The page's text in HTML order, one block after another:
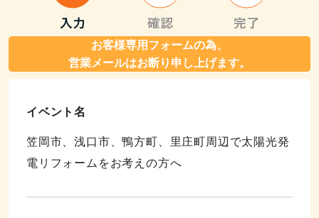
お客様専用フォームの為、
営業メールはお断り申し上げます。
イベント名
笠岡市、浅口市、鴨方町、里庄町周辺で太陽光発
電リフォームをお考えの方へ